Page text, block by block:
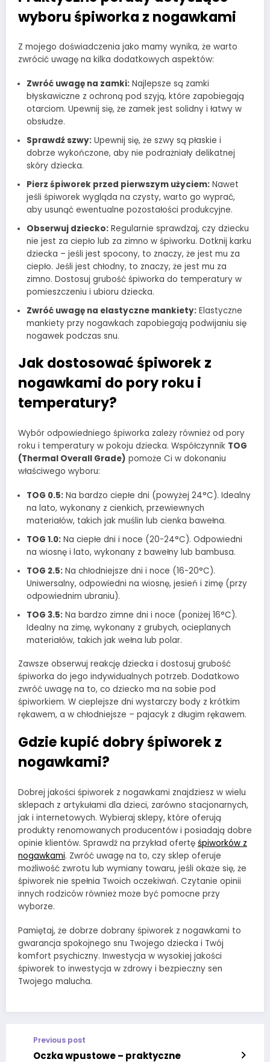
wyboru śpiworka z nogawkami
Z mojego doświadczenia jako mamy wynika, że warto
zwrócić uwagę na kilka dodatkowych aspektów:
Zwróć uwagę na zamki:Najlepsze są zamki
błyskawiczne z ochroną pod szyją, które zapobiegają
otarciom. Upewnij się, że zamek jest solidny i łatwy w
obsłudze.
Sprawdź szwy:Upewnij się, że szwy są płaskie i
dobrze wykończone, aby nie podrażniały delikatnej
skóry dziecka.
Pierz śpiworek przed pierwszym użyciem:Nawet
jeśli śpiworek wygląda na czysty, warto go wyprać,
aby usunąć ewentualne pozostałości produkcyjne.
Obserwuj dziecko:Regularnie sprawdzaj, czy dziecku
nie jest za ciepło lub za zimno w śpiworku. Dotknij karku
dziecka – jeśli jest spocony, to znaczy, że jest mu za
ciepło. Jeśli jest chłodny, to znaczy, że jest mu za
zimno. Dostosuj grubość śpiworka do temperatury w
pomieszczeniu i ubioru dziecka.
Zwróć uwagę na elastyczne mankiety:Elastyczne
mankiety przy nogawkach zapobiegają podwijaniu się
nogawek podczas snu.
Jak dostosować śpiworek z
nogawkami do pory roku i
temperatury?
Wybór odpowiedniego śpiworka zależy również od pory
roku i temperatury w pokoju dziecka. Współczynnik TOG
(Thermal Overall Grade) pomoże Ci w dokonaniu
właściwego wyboru:
TOG 0.5:Na bardzo ciepłe dni (powyżej 24°C). Idealny
na lato, wykonany z cienkich, przewiewnych
materiałów, takich jak muślin lub cienka bawełna.
TOG 1.0:Na ciepłe dni i noce (20-24°C). Odpowiedni
na wiosnę i lato, wykonany z bawełny lub bambusa.
TOG 2.5:Na chłodniejsze dni i noce (16-20°C).
Uniwersalny, odpowiedni na wiosnę, jesień i zimę (przy
odpowiednim ubraniu).
TOG 3.5:Na bardzo zimne dni i noce (poniżej 16°C).
Idealny na zimę, wykonany z grubych, ocieplanych
materiałów, takich jak wełna lub polar.
Zawsze obserwuj reakcję dziecka i dostosuj grubość
śpiworka do jego indywidualnych potrzeb. Dodatkowo
zwróć uwagę na to, co dziecko ma na sobie pod
śpiworkiem. W cieplejsze dni wystarczy body z krótkim
rękawem, a w chłodniejsze – pajacyk z długim rękawem.
Gdzie kupić dobry śpiworek z
nogawkami?
Dobrej jakości śpiworek z nogawkami znajdziesz w wielu
sklepach z artykułami dla dzieci, zarówno stacjonarnych,
jak i internetowych. Wybieraj sklepy, które oferują
produkty renomowanych producentów i posiadają dobre
opinie klientów. Sprawdź na przykład ofertę śpiworków z
nogawkami. Zwróć uwagę na to, czy sklep oferuje
możliwość zwrotu lub wymiany towaru, jeśli okaże się, że
śpiworek nie spełnia Twoich oczekiwań. Czytanie opinii
innych rodziców również może być pomocne przy
wyborze.
Pamiętaj, że dobrze dobrany śpiworek z nogawkami to
gwarancja spokojnego snu Twojego dziecka i Twój
komfort psychiczny. Inwestycja w wysokiej jakości
śpiworek to inwestycja w zdrowy i bezpieczny sen
Twojego malucha.
Previous post
Oczka wpustowe – praktyczne